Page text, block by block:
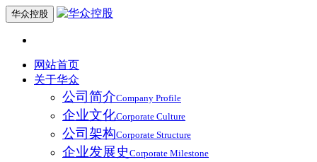
华众控股
网站首页
关于华众
公司简介Company Profile
企业文化Corporate Culture
公司架构Corporate Structure
企业发展史 Corporate Milestone